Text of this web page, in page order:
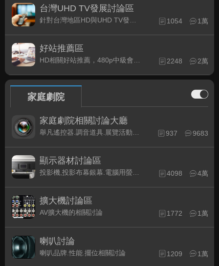
台灣UHD TV發展討論區
1054 1萬
好站推薦區
HD相關好站推薦，480p中級會員以上限定 2248 2萬
家庭劇院
家庭劇院相關討論大廳
937 9683
顯示器材討論區
4098 4萬
擴大機討論區
AV擴大機的相關討論 1772 1萬
喇叭討論
喇叭品牌.性能.擺位相關討論 1209 1萬